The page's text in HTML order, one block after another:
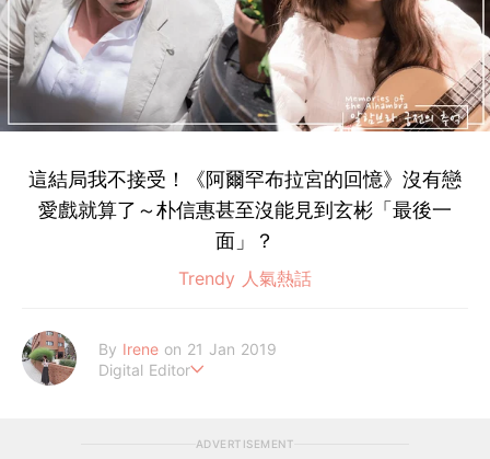
這結局我不接受！《阿爾罕布拉宮的回憶》沒有戀
愛戲就算了～朴信惠甚至沒能見到玄彬「最後一
面」？
Trendy 人氣熱話
By Irene on 21 Jan 2019
Digital Editor
ADVERTISEMENT